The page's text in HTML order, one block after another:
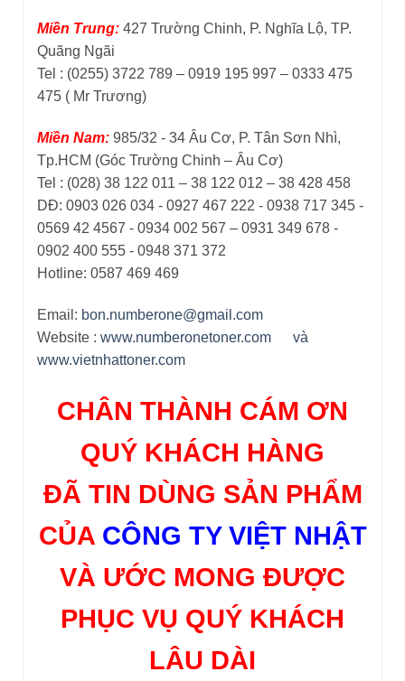
Miền Trung: 427 Trường Chinh, P. Nghĩa Lộ, TP.
Quãng Ngãi
Tel : (0255) 3722 789 – 0919 195 997 – 0333 475
475 ( Mr Trương)
Miền Nam: 985/32 - 34 Âu Cơ, P. Tân Sơn Nhì,
Tp.HCM (Góc Trường Chinh – Âu Cơ)
Tel : (028) 38 122 011 – 38 122 012 – 38 428 458
DĐ: 0903 026 034 - 0927 467 222 - 0938 717 345 -
0569 42 4567 - 0934 002 567 – 0931 349 678 -
0902 400 555 - 0948 371 372
Hotline: 0587 469 469
Email: bon.numberone@gmail.com
Website : www.numberonetoner.com và
www.vietnhattoner.com
CHÂN THÀNH CÁM ƠN
QUÝ KHÁCH HÀNG
ĐÃ TIN DÙNG SẢN PHẨM
CỦA CÔNG TY VIỆT NHẬT
VÀ ƯỚC MONG ĐƯỢC
PHỤC VỤ QUÝ KHÁCH
LÂU DÀI